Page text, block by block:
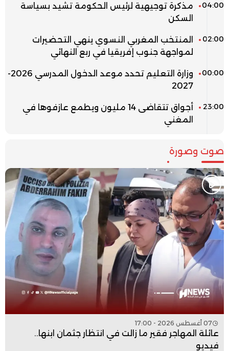
04:00
مذكرة توجيهية لرئيس الحكومة تشيد بسياسة
السكن
02:00
المنتخب المغربي النسوي ينهي التحضيرات
لمواجهة جنوب إفريقيا في ربع النهائي
00:00
وزارة التعليم تحدد موعد الدخول المدرسي 2026-
2027
23:00
أجواق تتقاضى 14 مليون ويطمع عازفوها في
المغني
صوت وصورة
07 أغسطس 2026 - 17:00
عائلة المهاجر فقير ما زالت في انتظار جثمان ابنها..
فيديو